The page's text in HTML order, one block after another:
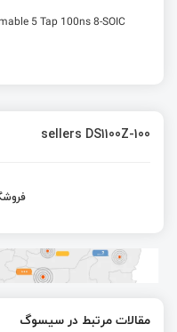
5 Tap 100ns 8-SOIC
sellers DS1100Z-100
مقالات مرتبط در سیسوگ